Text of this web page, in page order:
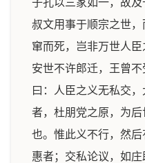
子孔以三家如一，故
叔文用事于顺宗之世
窜而死，岂非万世人
安世不许郎迁，王曾
曰：人臣之义无私交
者，杜朋党之原，为
也。惟此义不行，然
惠者；交私论议，如